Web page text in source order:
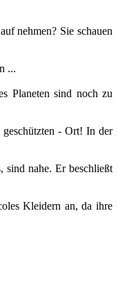
nehmen? Sie schauen
...
Planeten sind noch zu
- Ort! In der
sind nahe. Er beschließt
Kleidern an, da ihre